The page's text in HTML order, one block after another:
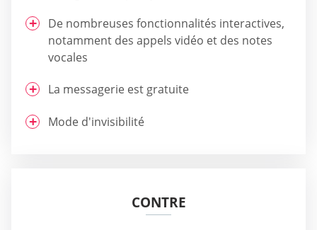
De nombreuses fonctionnalités interactives,
notamment des appels vidéo et des notes
vocales
La messagerie est gratuite
Mode d'invisibilité
CONTRE